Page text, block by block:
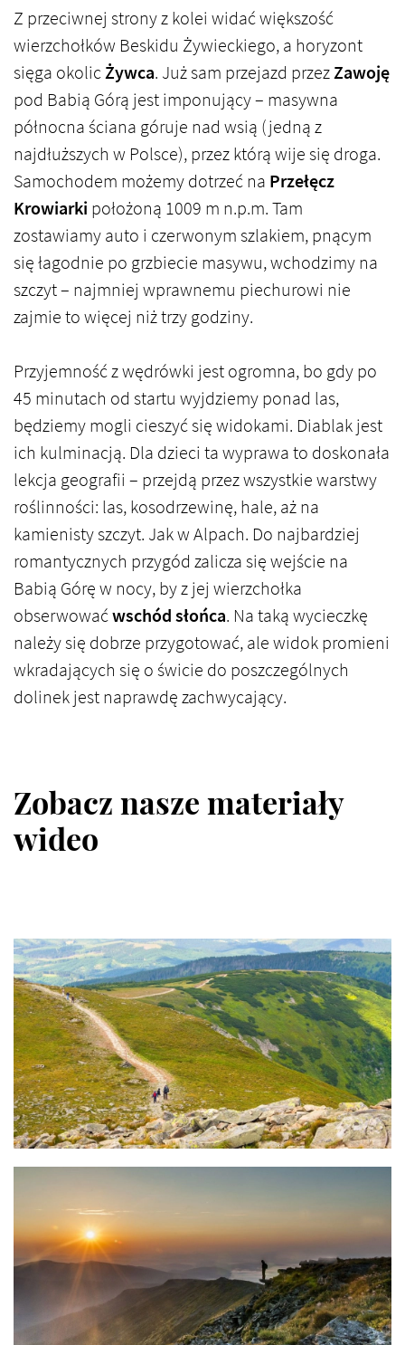
Z przeciwnej strony z kolei widać większość
wierzchołków Beskidu Żywieckiego, a horyzont
sięga okolicŻywca. Już sam przejazd przezZawoję
pod Babią Górą jest imponujący – masywna
północna ściana góruje nad wsią (jedną z
najdłuższych w Polsce), przez którą wije się droga.
Samochodem możemy dotrzeć na Przełęcz
Krowiarki położoną 1009 m n.p.m. Tam
zostawiamy auto i czerwonym szlakiem, pnącym
się łagodnie po grzbiecie masywu, wchodzimy na
szczyt – najmniej wprawnemu piechurowi nie
zajmie to więcej niż trzy godziny.
Przyjemność z wędrówki jest ogromna, bo gdy po
45 minutach od startu wyjdziemy ponad las,
będziemy mogli cieszyć się widokami. Diablak jest
ich kulminacją. Dla dzieci ta wyprawa to doskonała
lekcja geografii – przejdą przez wszystkie warstwy
roślinności: las, kosodrzewinę, hale, aż na
kamienisty szczyt. Jak w Alpach. Do najbardziej
romantycznych przygód zalicza się wejście na
Babią Górę w nocy, by z jej wierzchołka
obserwowaćwschód słońca. Na taką wycieczkę
należy się dobrze przygotować, ale widok promieni
wkradających się o świcie do poszczególnych
dolinek jest naprawdę zachwycający.
Zobacz nasze materiały
wideo